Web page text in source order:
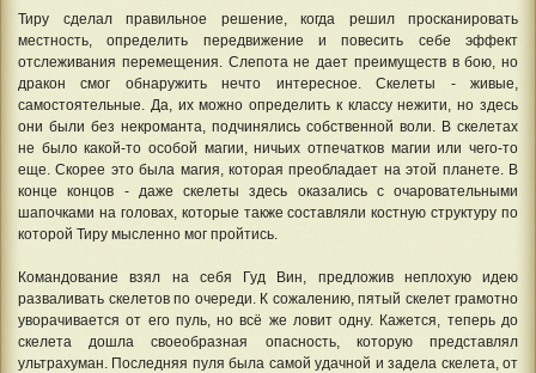
Тиру сделал правильное решение, когда решил просканировать
местность, определить передвижение и повесить себе эффект
отслеживания перемещения. Слепота не дает преимуществ в бою, но
дракон смог обнаружить нечто интересное. Скелеты - живые,
самостоятельные. Да, их можно определить к классу нежити, но здесь
они были без некроманта, подчинялись собственной воли. В скелетах
не было какой-то особой магии, ничьих отпечатков магии или чего-то
еще. Скорее это была магия, которая преобладает на этой планете. В
конце концов - даже скелеты здесь оказались с очаровательными
шапочками на головах, которые также составляли костную структуру по
которой Тиру мысленно мог пройтись.
Командование взял на себя Гуд Вин, предложив неплохую идею
разваливать скелетов по очереди. К сожалению, пятый скелет грамотно
уворачивается от его пуль, но всё же ловит одну. Кажется, теперь до
скелета дошла своеобразная опасность, которую представлял
ультрахуман. Последняя пуля была самой удачной и задела скелета, от